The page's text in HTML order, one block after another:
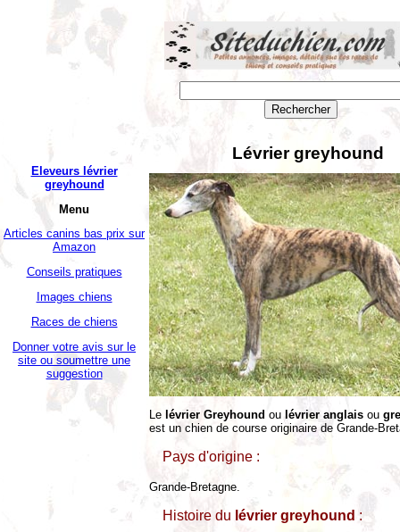
Eleveurs lévrier
greyhound
Menu
Articles canins bas prix sur
Amazon
Conseils pratiques
Images chiens
Races de chiens
Donner votre avis sur le
site ou soumettre une
suggestion
Lévrier greyhound
Le lévrier Greyhound ou lévrier anglais ou
est un chien de course originaire de Grande-
Pays d'origine :
Grande-Bretagne.
Histoire du lévrier greyhound :